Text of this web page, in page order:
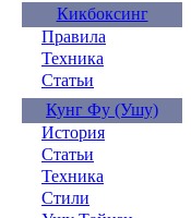
Кикбоксинг
Правила
Техника
Статьи
Кунг Фу (Ушу)
История
Статьи
Техника
Стили